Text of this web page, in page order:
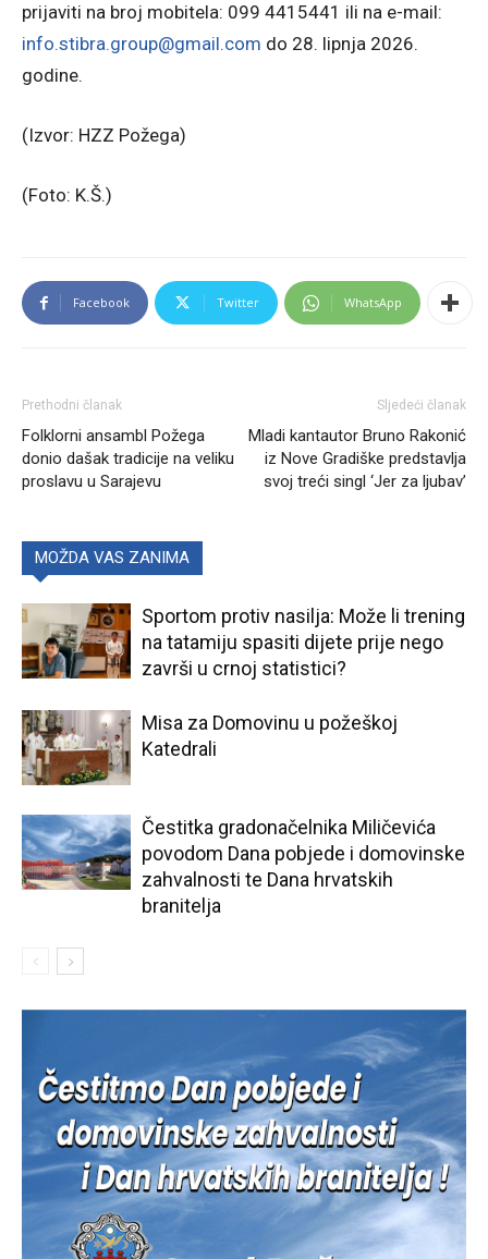
prijaviti na broj mobitela: 099 4415441 ili na e-mail:
info.stibra.group@gmail.com do 28. lipnja 2026.
godine.
(Izvor: HZZ Požega)
(Foto: K.Š.)
Facebook Twitter WhatsApp
Prethodni članak
Folklorni ansambl Požega
donio dašak tradicije na veliku
proslavu u Sarajevu
Sljedeći članak
Mladi kantautor Bruno Rakonić
iz Nove Gradiške predstavlja
svoj treći singl ‘Jer za ljubav’
MOŽDA VAS ZANIMA
Sportom protiv nasilja: Može li trening
na tatamiju spasiti dijete prije nego
završi u crnoj statistici?
Misa za Domovinu u požeškoj
Katedrali
Čestitka gradonačelnika Miličevića
povodom Dana pobjede i domovinske
zahvalnosti te Dana hrvatskih
branitelja